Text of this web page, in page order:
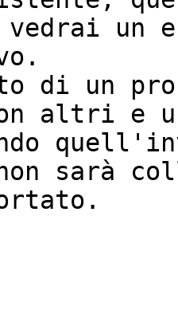
vedrai un
di un
altri e
sarà